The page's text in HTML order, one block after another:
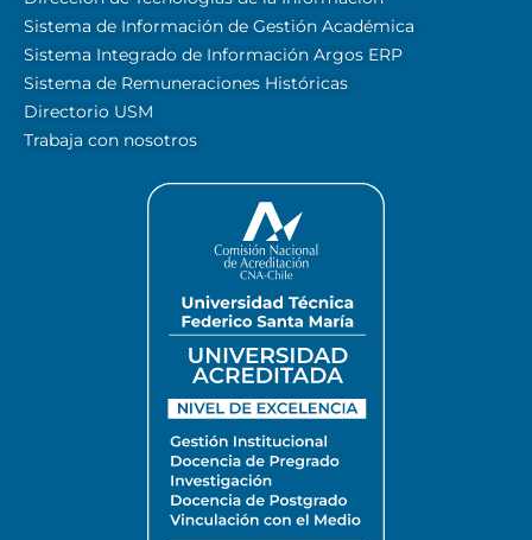
Sistema de Información de Gestión Académica
Sistema Integrado de Información Argos ERP
Sistema de Remuneraciones Históricas
Directorio USM
Trabaja con nosotros